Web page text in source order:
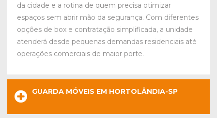
da cidade e a rotina de quem precisa otimizar
espaços sem abrir mão da segurança. Com diferentes
opções de box e contratação simplificada, a unidade
atenderá desde pequenas demandas residenciais até
operações comerciais de maior porte.
GUARDA MÓVEIS EM HORTOLÂNDIA-SP